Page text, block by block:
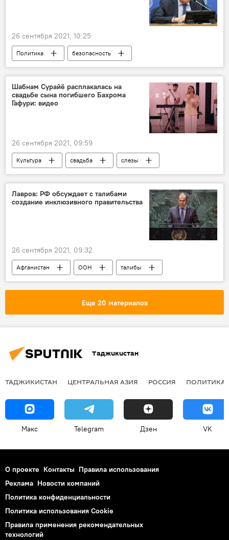
26 сентября 2021, 10:25
Политика
безопасность
Афганистан
Сергей Лавров
МИД РФ
терроризм
талибы Россия
Шабнам Сурайё расплакалась на
свадьбе сына погибшего Бахрома
Гафури: видео
26 сентября 2021, 09:59
Культура свадьба
слезы
Шабнам Сурайё
Знаменитости
Лавров: РФ обсуждает с талибами
создание инклюзивного правительства
26 сентября 2021, 09:32
Афганистан ООН
талибы
Россия
урегулирование
МИД РФ
Еще 20 материалов
Таджикистан
ТАДЖИКИСТАН ЦЕНТРАЛЬНАЯ АЗИЯ РОССИЯ ПОЛИТИКА
Макс Telegram Дзен VK
О проекте Контакты Правила использования
Реклама Новости компаний
Политика конфиденциальности
Политика использования Cookie
Правила применения рекомендательных
технологий